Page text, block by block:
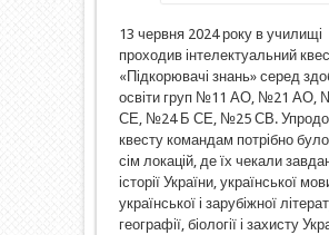
13 червня 2024 року в училищі
проходив інтелектуальний
«Підкорювачі знань» серед
освіти груп №11 АО, №21 АО,
СЕ, №24 Б СЕ, №25 СВ.
квесту командам потрібно було
сім локацій, де їх чекали
історії України, української
української і зарубіжної
географії, біології і захисту